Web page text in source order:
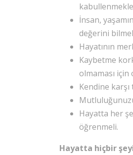
İnsan,
değerini
Hayatının
Kaybetme
olmaması
Kendine karşı
Hayatta her
öğrenmeli.
Hayatta hiçbir